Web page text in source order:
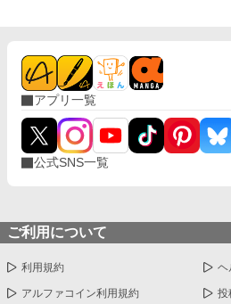
アプリ一覧
公式SNS一覧
ご利用について
利用規約 ヘ
アルファコイン利用規約 投